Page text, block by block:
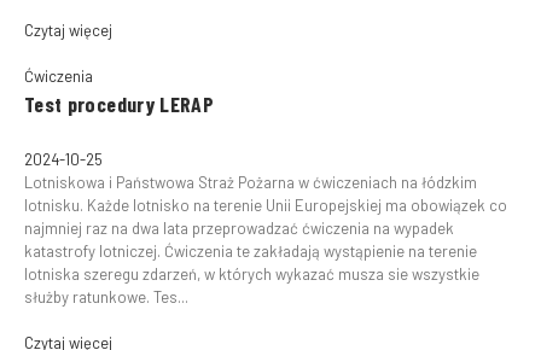
Czytaj więcej
Ćwiczenia
Test procedury LERAP
2024-10-25
Lotniskowa i Państwowa Straż Pożarna w ćwiczeniach na łódzkim
lotnisku. Każde lotnisko na terenie Unii Europejskiej ma obowiązek co
najmniej raz na dwa lata przeprowadzać ćwiczenia na wypadek
katastrofy lotniczej. Ćwiczenia te zakładają wystąpienie na terenie
lotniska szeregu zdarzeń, w których wykazać musza sie wszystkie
służby ratunkowe. Tes...
Czytaj więcej